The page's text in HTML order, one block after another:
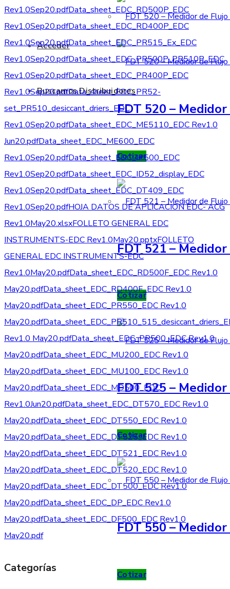
Acceder
Buscamos Distribuidores
FDT 520 –
Cotizar
FDT 521 –
Cotizar
FDT 525 –
Cotizar
FDT 550 –
Cotizar
Rev1.0Sep20.pdfData_sheet_EDC_RD500P_EDC
Rev1.0Sep20.pdfData_sheet_EDC_RD400P_EDC
Rev1.0Sep20.pdfData_sheet_EDC_PR515_Ex_EDC
Rev1.0Sep20.pdfData_sheet_EDC_PR500P_PR510P_EDC
Rev1.0Sep20.pdfData_sheet_EDC_PR400P_EDC
Rev1.0Sep20.pdfData_sheet_EDC_PR52-
set_PR510_desiccant_driers_EDC
Rev1.0Sep20.pdfData_sheet_EDC_ME5110_EDC Rev1.0
Jun20.pdfData_sheet_EDC_ME600_EDC
Rev1.0Sep20.pdfData_sheet_EDC_IP500_EDC
Rev1.0Sep20.pdfData_sheet_EDC_ID52_display_EDC
Rev1.0Sep20.pdfData_sheet_EDC_DT409_EDC
Rev1.0Sep20.pdfHOJA DATOS DE APLICACION EDC- ACG
Rev1.0May20.xlsxFOLLETO GENERAL EDC
INSTRUMENTS-EDC Rev1.0May20.pptxFOLLETO
GENERAL EDC INSTRUMENTS-EDC
Rev1.0May20.pdfData_sheet_EDC_RD500F_EDC Rev1.0
May20.pdfData_sheet_EDC_RD400F_EDC Rev1.0
May20.pdfData_sheet_EDC_PR550_EDC Rev1.0
May20.pdf
Rev1.0 May20.pdfData_sheet_EDC_PR500_EDC Rev1.0
May20.pdfData_sheet_EDC_MU200_EDC Rev1.0
May20.pdfData_sheet_EDC_MU100_EDC Rev1.0
May20.pdfData_sheet_EDC_MD500_EDC
Rev1.0Jun20.pdfData_sheet_EDC_DT570_EDC Rev1.0
May20.pdfData_sheet_EDC_DT550_EDC Rev1.0
May20.pdfData_sheet_EDC_DT525_EDC Rev1.0
May20.pdfData_sheet_EDC_DT521_EDC Rev1.0
May20.pdfData_sheet_EDC_DT520_EDC Rev1.0
May20.pdfData_sheet_EDC_DT500_EDC Rev1.0
May20.pdfData_sheet_EDC_DP_EDC Rev1.0
May20.pdfData_sheet_EDC_DF500_EDC Rev1.0
May20.pdf
Categorías